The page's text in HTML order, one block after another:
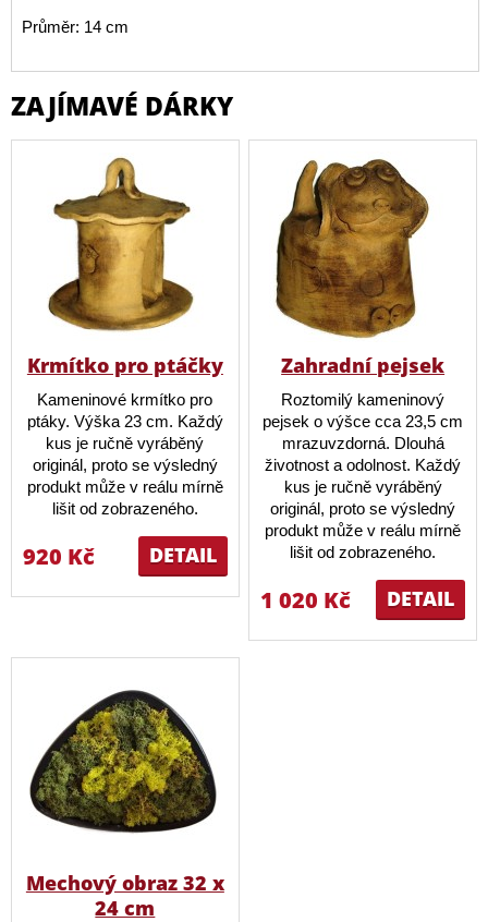
Průměr: 14 cm
ZAJÍMAVÉ DÁRKY
Krmítko pro ptáčky
Kameninové krmítko pro
ptáky. Výška 23 cm. Každý
kus je ručně vyráběný
originál, proto se výsledný
produkt může v reálu mírně
lišit od zobrazeného.
DETAIL
920 Kč
Zahradní pejsek
Roztomilý kameninový
pejsek o výšce cca 23,5 cm
mrazuvzdorná. Dlouhá
životnost a odolnost. Každý
kus je ručně vyráběný
originál, proto se výsledný
produkt může v reálu mírně
lišit od zobrazeného.
DETAIL
1 020 Kč
Mechový obraz 32 x
24 cm